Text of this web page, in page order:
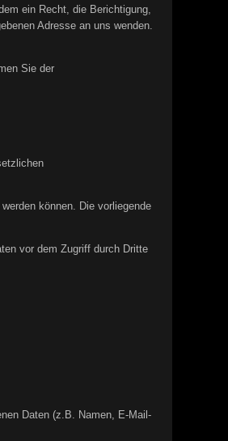
ein Recht, die Berichtigung,
Adresse an uns wenden.
Sie der
können. Die vorliegende
vor dem Zugriff durch Dritte
Daten (z.B. Namen, E-Mail-